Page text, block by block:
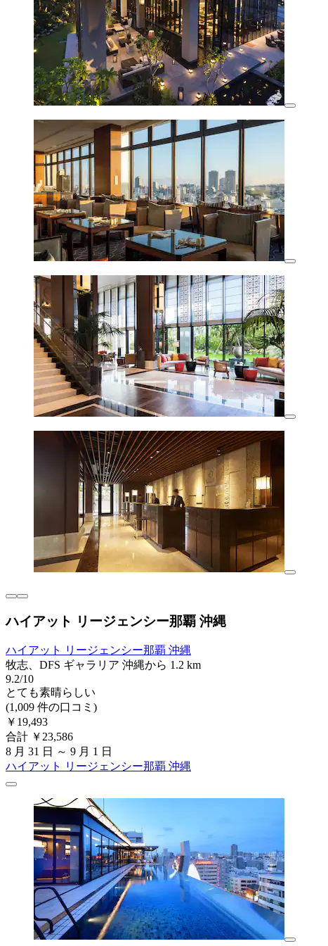
ハイアット リージェンシー那覇 沖縄
ハイアット リージェンシー那覇 沖縄
牧志、DFS ギャラリア 沖縄から 1.2 km
9.2/10
とても素晴らしい
(1,009 件の口コミ)
￥19,493
合計 ￥23,586
8 月 31 日 ～ 9 月 1 日
ハイアット リージェンシー那覇 沖縄